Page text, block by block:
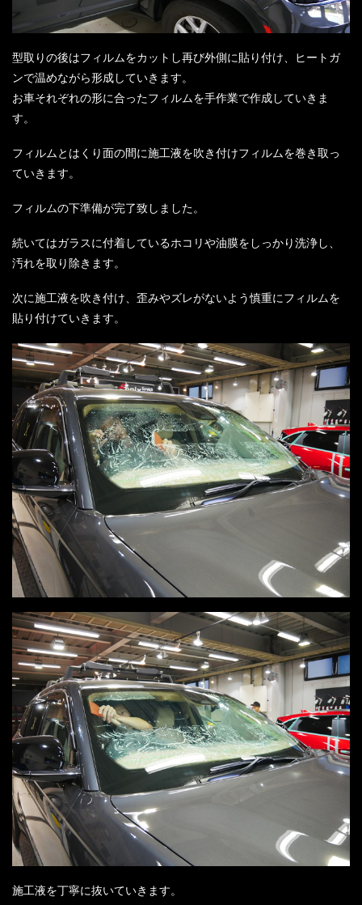
型取りの後はフィルムをカットし再び外側に貼り付け、ヒートガ
ンで温めながら形成していきます。
お車それぞれの形に合ったフィルムを手作業で作成していきま
す。
フィルムとはくり面の間に施工液を吹き付けフィルムを巻き取っ
ていきます。
フィルムの下準備が完了致しました。
続いてはガラスに付着しているホコリや油膜をしっかり洗浄し、
汚れを取り除きます。
次に施工液を吹き付け、歪みやズレがないよう慎重にフィルムを
貼り付けていきます。
施工液を丁寧に抜いていきます。